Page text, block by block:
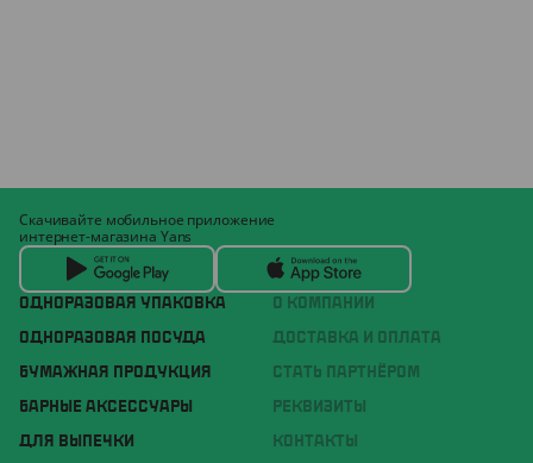
ОДНОРАЗОВАЯ УПАКОВКА
ОДНОРАЗОВАЯ ПОСУДА
БУМАЖНАЯ ПРОДУКЦИЯ
БАРНЫЕ АКСЕССУАРЫ
ДЛЯ ВЫПЕЧКИ
О КОМПАНИИ
ДОСТАВКА И ОПЛАТА
СТАТЬ ПАРТНЁРОМ
РЕКВИЗИТЫ
КОНТАКТЫ
Скачивайте мобильное приложение
интернет-магазина Yans